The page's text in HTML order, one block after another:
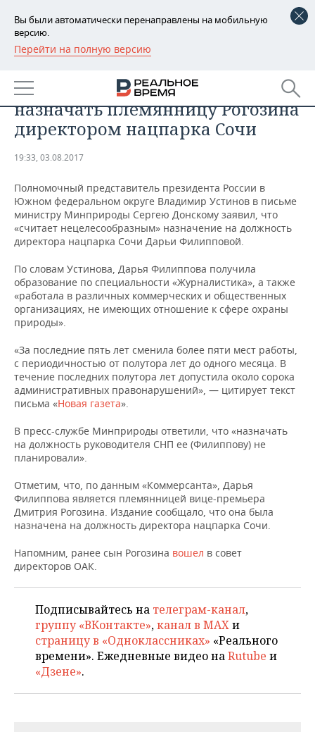
Вы были автоматически перенаправлены на мобильную
версию.
Перейти на полную версию
РЕГИОНЫ
БАШКОРТОСТАН
ТАТАРСТАН
НОВОСТИ
АНАЛИТИКА
КОРОЛИ ГОСЗАКАЗА ПФО
ВУЗЫ ТАТАРСТАНА
КОМУ ПРИНАДЛЕЖАТ
ТОРГОВЫЕ ЦЕНТРЫ
ТАТАРСТАНА
ФИНАНСЫ
БАНКИ
БЮДЖЕТ
ИНВЕСТИЦИИ
НОВОСТИ
ПРОМЫШЛЕННОСТИ
МАШИНОСТРОЕНИЕ
НЕФТЕХИМИЯ
НЕФТЬ
ОПК
НЕДВИЖИМОСТЬ
НОВОСТИ НЕДВИЖИМОСТИ
АВТО
НОВОСТИ АВТО
БИЗНЕС
НОВОСТИ БИЗНЕСА
ТРАНСПОРТ
УСЛУГИ
ТЕХНОЛОГИИ
IT
МЕДИА
ТЕЛЕКОММУНИКАЦИИ
НОВОСТИ МЕРОПРИЯТИЙ
ВЫЕЗДНАЯ РЕДАКЦИЯ
БИЗНЕС-БРАНЧИ
ОТКРЫТАЯ ЛЕКЦИЯ
СПОРТ
НОВОСТИ СПОРТА
ФУТБОЛ
БАСКЕТБОЛ
КИБЕРСПОРТ
ВОДНЫЕ ВИДЫ СПОРТА
ХОККЕЙ С МЯЧОМ
ОБЩЕСТВО
НОВОСТИ ОБЩЕСТВА
ИНФРАСТРУКТУРА
КУЛЬТУРА
ОБРАЗОВАНИЕ
ПРОИСШЕСТВИЯ
ФОТОГАЛЕРЕЯ
СПРАВОЧНИК
СПИСОК КОМПАНИЙ
министра Минприроды не
назначать племянницу Рогозина
директором нацпарка Сочи
19:33, 03.08.2017
Полномочный представитель президента России в
Южном федеральном округе Владимир Устинов в письме
министру Минприроды Сергею Донскому заявил, что
«считает нецелесообразным» назначение на должность
директора нацпарка Сочи Дарьи Филипповой.
По словам Устинова, Дарья Филиппова получила
образование по специальности «Журналистика», а также
«работала в различных коммерческих и общественных
организациях, не имеющих отношение к сфере охраны
природы».
«За последние пять лет сменила более пяти мест работы,
с периодичностью от полутора лет до одного месяца. В
течение последних полутора лет допустила около сорока
административных правонарушений», — цитирует текст
письма «Новая газета».
В пресс-службе Минприроды ответили, что «назначать
на должность руководителя СНП ее (Филиппову) не
планировали».
Отметим, что, по данным «Коммерсанта», Дарья
Филиппова является племянницей вице-премьера
Дмитрия Рогозина. Издание сообщало, что она была
назначена на должность директора нацпарка Сочи.
Напомним, ранее сын Рогозина вошел в совет
директоров ОАК.
Подписывайтесь на телеграм-канал,
группу «ВКонтакте»,канал в MAXи
страницу в «Одноклассниках» «Реального
времени». Ежедневные видео наRutube и
«Дзене».